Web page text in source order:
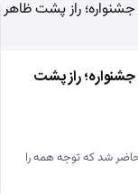
جشنواره؛ راز پشت
حاضر شد که توجه همه را